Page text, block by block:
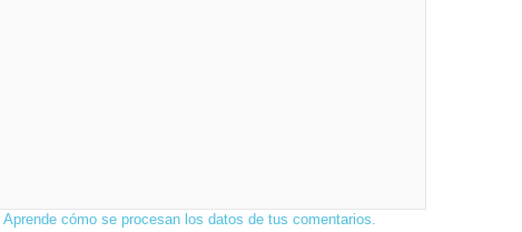
Aprende cómo se procesan los datos de tus comentarios.